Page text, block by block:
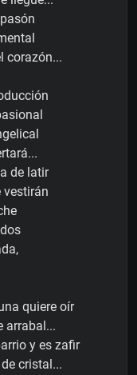
corazón...
de latir
vestirán
quiere oír
arrabal...
y es zafir
cristal...